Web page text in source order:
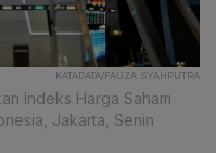
KATADATA/FAUZA SYAHPUTRA
Indeks Harga Saham
Jakarta, Senin